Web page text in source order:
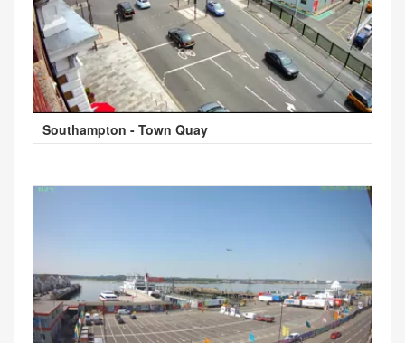
Southampton - Town Quay